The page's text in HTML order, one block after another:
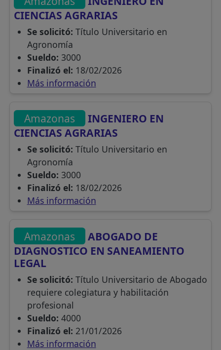
CIENCIAS AGRARIAS
Se solicitó: Título Universitario en
Agronomía
Sueldo: 3000
Finalizó el: 18/02/2026
Más información
Amazonas
INGENIERO EN
CIENCIAS AGRARIAS
Se solicitó: Título Universitario en
Agronomía
Sueldo: 3000
Finalizó el: 18/02/2026
Más información
Amazonas
ABOGADO DE
DIAGNOSTICO EN SANEAMIENTO
LEGAL
Se solicitó: Título Universitario de Abogado
requiere colegiatura y habilitación
profesional
Sueldo: 4000
Finalizó el: 21/01/2026
Más información